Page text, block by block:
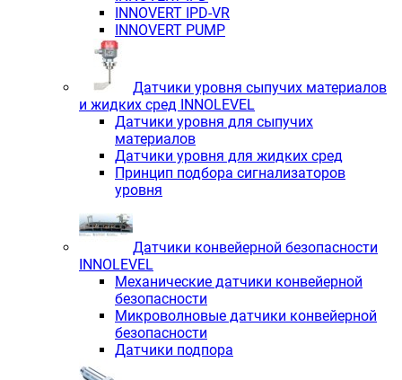
INNOVERT IРD-VR
INNOVERT PUMP
Датчики уровня сыпучих материалов
и жидких сред INNOLEVEL
Датчики уровня для сыпучих
материалов
Датчики уровня для жидких сред
Принцип подбора сигнализаторов
уровня
Датчики конвейерной безопасности
INNOLEVEL
Механические датчики конвейерной
безопасности
Микроволновые датчики конвейерной
безопасности
Датчики подпора